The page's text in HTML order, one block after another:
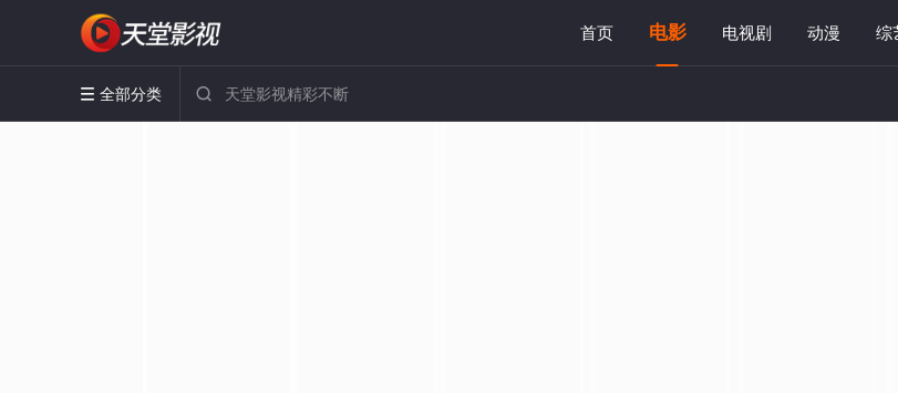
首页 电影 电视剧 动漫 综
 全部分类 